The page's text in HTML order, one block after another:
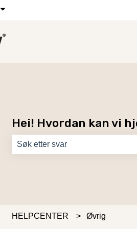
Vis undermeny for oversettelser
Hei! Hvordan kan vi
HELPCENTER Øvrig